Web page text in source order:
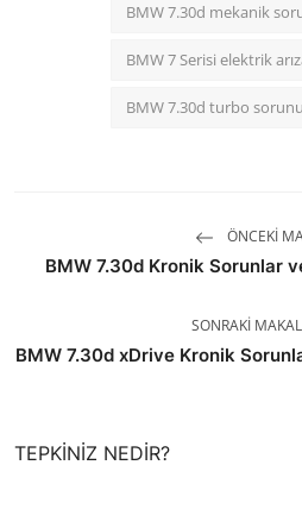
BMW 7.30d mekanik
BMW 7 Serisi elektrik
BMW 7.30d turbo sorunu
ÖNCEKI
BMW 7.30d Kronik Sorunlar
SONRAKI
BMW 7.30d xDrive Kronik
TEPKINIZ NEDIR?